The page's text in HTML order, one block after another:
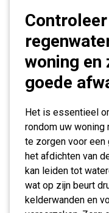
woning en
goede
Het is essentieel
rondom uw
te zorgen voor een
het afdichten van
kan leiden tot
wat op zijn beurt
kelderwanden en